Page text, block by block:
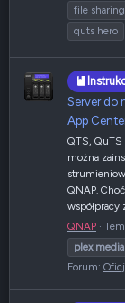
file sharing
quts hero
Server do
App
QTS, QuTS
można
QNAP.
współpracy
QNAP
plex media
Forum: